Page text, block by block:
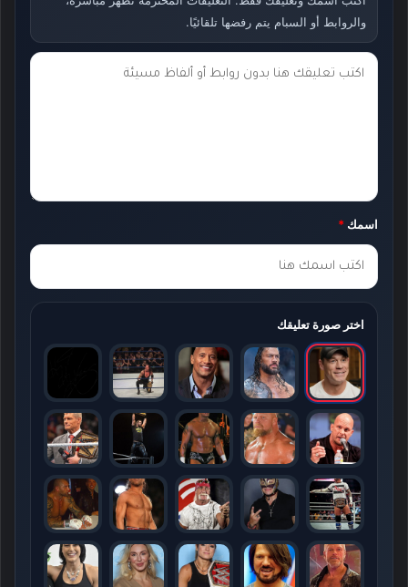
والروابط أو السبام يتم رفضها تلقائيًا.
ت
ك
*
اسمك *
اختر صورة تعليقك